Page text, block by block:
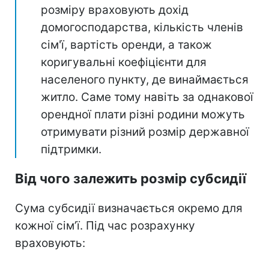
розміру враховують дохід
домогосподарства, кількість членів
сім'ї, вартість оренди, а також
коригувальні коефіцієнти для
населеного пункту, де винаймається
житло. Саме тому навіть за однакової
орендної плати різні родини можуть
отримувати різний розмір державної
підтримки.
Від чого залежить розмір субсидії
Сума субсидії визначається окремо для
кожної сім’ї. Під час розрахунку
враховують: